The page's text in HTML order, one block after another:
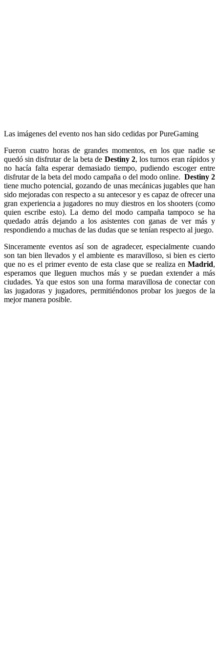
Las imágenes del evento nos han sido cedidas por PureGaming
Fueron cuatro horas de grandes momentos, en los que nadie se
quedó sin disfrutar de la beta de Destiny 2, los turnos eran rápidos y
no hacía falta esperar demasiado tiempo, pudiendo escoger entre
disfrutar de la beta del modo campaña o del modo online. Destiny 2
tiene mucho potencial, gozando de unas mecánicas jugables que han
sido mejoradas con respecto a su antecesor y es capaz de ofrecer una
gran experiencia a jugadores no muy diestros en los shooters (como
quien escribe esto). La demo del modo campaña tampoco se ha
quedado atrás dejando a los asistentes con ganas de ver más y
respondiendo a muchas de las dudas que se tenían respecto al juego.
Sinceramente eventos así son de agradecer, especialmente cuando
son tan bien llevados y el ambiente es maravilloso, si bien es cierto
que no es el primer evento de esta clase que se realiza en Madrid,
esperamos que lleguen muchos más y se puedan extender a más
ciudades. Ya que estos son una forma maravillosa de conectar con
las jugadoras y jugadores, permitiéndonos probar los juegos de la
mejor manera posible.